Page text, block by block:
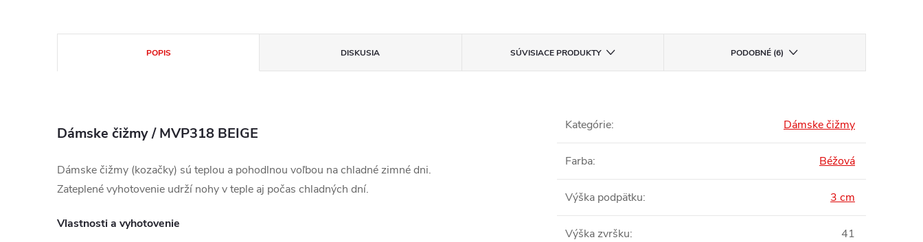
POPIS DISKUSIA SÚVISIACE PRODUKTY PODOBNÉ (6)
Dámske čižmy / MVP318 BEIGE
Dámske čižmy (kozačky) sú teplou a pohodlnou voľbou na chladné zimné dni.
Zateplené vyhotovenie udrží nohy v teple aj počas chladných dní.
Vlastnosti a vyhotovenie
Kategórie: Dámske čižmy
Farba: Béžová
Výška podpätku: 3 cm
Výška zvršku: 41